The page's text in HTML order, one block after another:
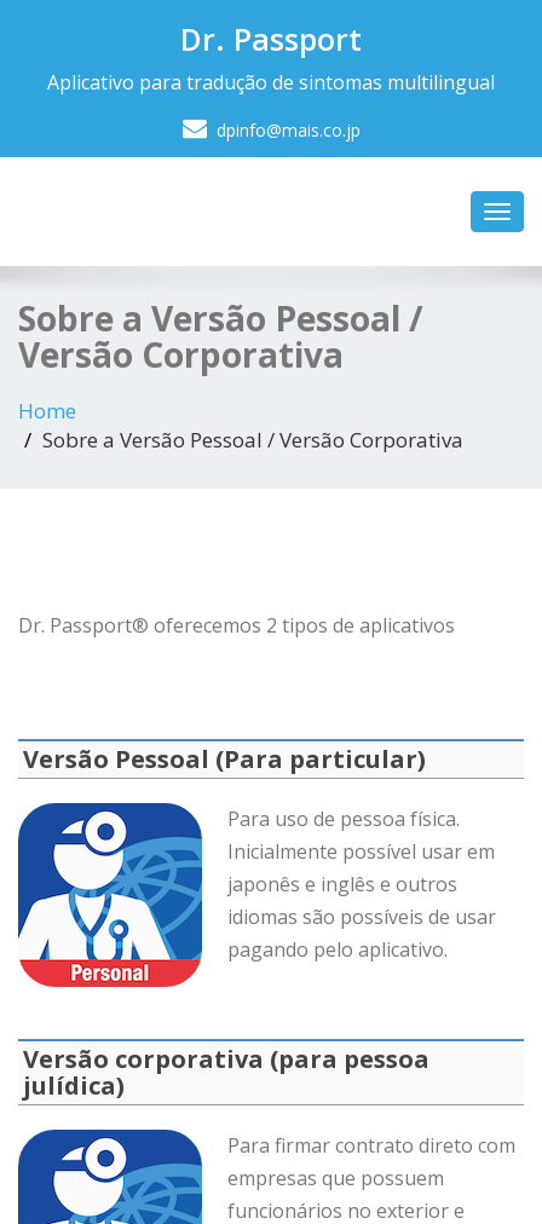
Dr. Passport
Aplicativo para tradução de sintomas multilingual
dpinfo@mais.co.jp
Sobre a Versão Pessoal /
Versão Corporativa
Home
Sobre a Versão Pessoal / Versão Corporativa
Dr. Passport® oferecemos 2 tipos de aplicativos
Versão Pessoal (Para particular)
Para uso de pessoa física.
Inicialmente possível usar em
japonês e inglês e outros
idiomas são possíveis de usar
pagando pelo aplicativo.
Versão corporativa (para pessoa
julídica)
Para firmar contrato direto com
empresas que possuem
funcionários no exterior e